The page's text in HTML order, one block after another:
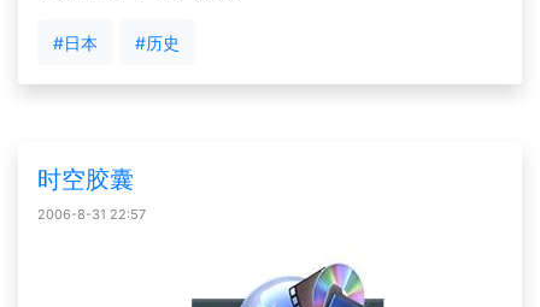
#日本 #历史
时空胶囊
2006-8-31 22:57